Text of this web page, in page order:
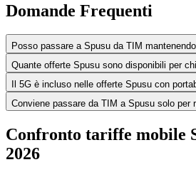
Domande Frequenti
Posso passare a Spusu da TIM
Quante offerte Spusu sono disponibili per
Il 5G è incluso nelle offerte Spusu con
Conviene passare da TIM a Spusu solo per
Confronto tariffe mobile
2026